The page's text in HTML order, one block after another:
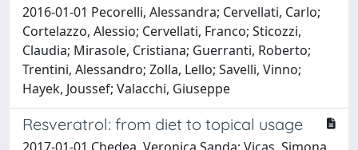
2016-01-01 Pecorelli, Alessandra; Cervellati, Carlo;
Cortelazzo, Alessio; Cervellati, Franco; Sticozzi,
Claudia; Mirasole, Cristiana; Guerranti, Roberto;
Trentini, Alessandro; Zolla, Lello; Savelli, Vinno;
Hayek, Joussef; Valacchi, Giuseppe
Resveratrol: from diet to topical usage